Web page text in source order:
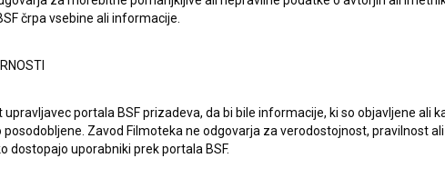
in dajem
črpa vsebine ali informacije.
upravljavec portala BSF prizadeva, da bi bile informacije, ki so objavljene ali
posodobljene. Zavod Filmoteka ne odgovarja za verodostojnost, pravilnost
dostopajo uporabniki prek portala BSF.